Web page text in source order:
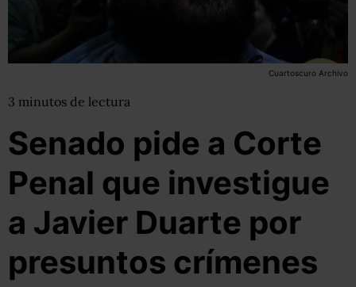
Cuartoscuro Archivo
3 minutos de lectura
Senado pide a Corte
Penal que investigue
a Javier Duarte por
presuntos crímenes